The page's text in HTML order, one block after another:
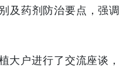
及药剂防治要点，强调
大户进行了交流座谈，